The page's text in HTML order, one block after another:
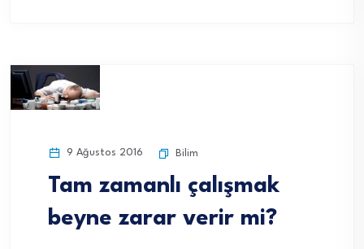
9 Ağustos 2016 Bilim
Tam zamanlı çalışmak
beyne zarar verir mi?